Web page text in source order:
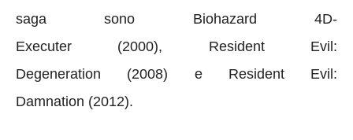
saga sono Biohazard 4D-
Executer (2000), Resident Evil:
Degeneration (2008) e Resident Evil:
Damnation (2012).